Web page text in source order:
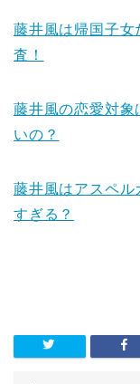
藤井風は帰国子女
査！
藤井風の恋愛対象
いの？
藤井風はアスペ
すぎる？